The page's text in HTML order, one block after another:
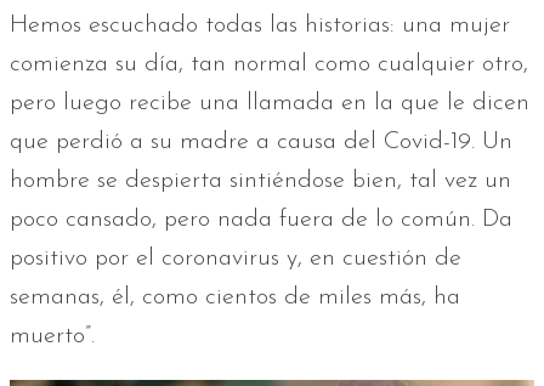
Hemos escuchado todas las historias: una mujer
comienza su día, tan normal como cualquier otro,
pero luego recibe una llamada en la que le dicen
que perdió a su madre a causa del Covid-19. Un
hombre se despierta sintiéndose bien, tal vez un
poco cansado, pero nada fuera de lo común. Da
positivo por el coronavirus y, en cuestión de
semanas, él, como cientos de miles más, ha
muerto”.